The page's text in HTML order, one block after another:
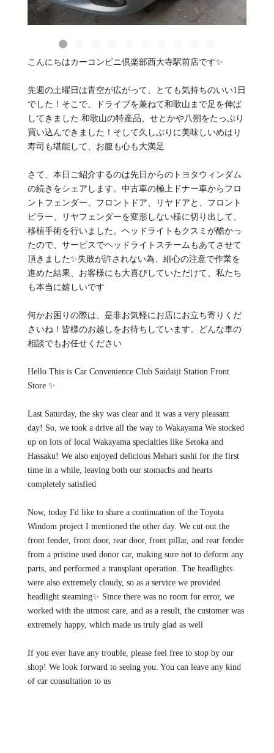
こんにちはカーコンビニ倶楽部西大寺駅前店です✨
先週の土曜日は青空が広がって、とても気持ちのいい1日
でした！そこで、ドライブを兼ねて和歌山まで足を伸ば
してきました 和歌山の特産品、せとかや八朔をたっぷり
買い込んできました！そして久しぶりに美味しいめはり
寿司も堪能して、お腹も心も大満足
さて、本日ご紹介するのは先日からのトヨタウィンダム
の続きをシェアします。中古車の極上ドナー車からフロ
ントフェンダー、フロントドア、リヤドアと、フロント
ピラー、リヤフェンダーを変形しない様に切り出して、
移植手術を行いました。ヘッドライトもクスミが酷かっ
たので、サービスでヘッドライトスチームもあてさせて
頂きました✨失敗が許されない為、細心の注意で作業を
進めた結果、お客様にも大喜びしていただけて、私たち
も本当に嬉しいです
何かお困りの際は、是非お気軽にお店にお立ち寄りくだ
さいね！皆様のお越しをお待ちしています。どんな車の
相談でもお任せください
Hello This is Car Convenience Club Saidaiji Station Front
Store ✨
Last Saturday, the sky was clear and it was a very pleasant
day! So, we took a drive all the way to Wakayama We stocked
up on lots of local Wakayama specialties like Setoka and
Hassaku! We also enjoyed delicious Mehari sushi for the first
time in a while, leaving both our stomachs and hearts
completely satisfied
Now, today I'd like to share a continuation of the Toyota
Windom project I mentioned the other day. We cut out the
front fender, front door, rear door, front pillar, and rear fender
from a pristine used donor car, making sure not to deform any
parts, and performed a transplant operation. The headlights
were also extremely cloudy, so as a service we provided
headlight steaming✨ Since there was no room for error, we
worked with the utmost care, and as a result, the customer was
extremely happy, which made us truly glad as well
If you ever have any trouble, please feel free to stop by our
shop! We look forward to seeing you. You can leave any kind
of car consultation to us